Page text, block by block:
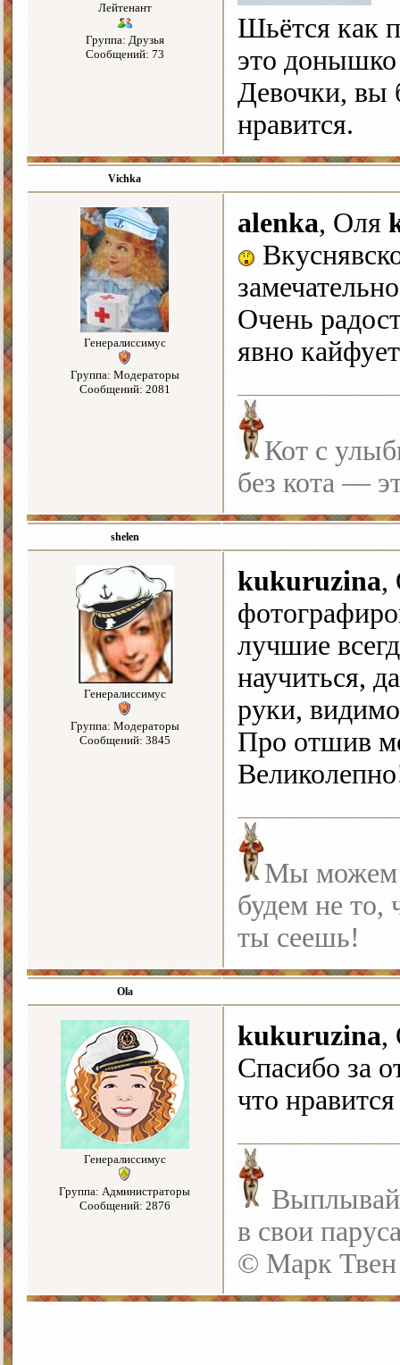
Лейтенант
Группа: Друзья
Сообщений: 73
Шьётся как
это
Девочки, вы
нравится.
Vichka
Генералиссимус
Группа: Модераторы
Сообщений: 2081
alenka, Оля
Очень
явно
Кот с
без кота —
shelen
Генералиссимус
Группа: Модераторы
Сообщений: 3845
kukuruzina,
лучшие
научиться,
руки,
Про отшив
Мы можем
будем не то,
ты сеешь!
Ola
Генералиссимус
Группа: Администраторы
Сообщений: 2876
kukuruzina,
Спасибо за
что
в свои
© Марк Твен